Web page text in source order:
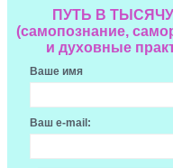
ПУТЬ В
(самопознание,
и духовные
Ваше имя
Ваш e-mail: